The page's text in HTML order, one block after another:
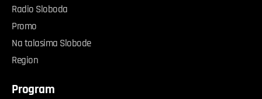
Radio Sloboda
Promo
Na talasima Slobode
Region
Program